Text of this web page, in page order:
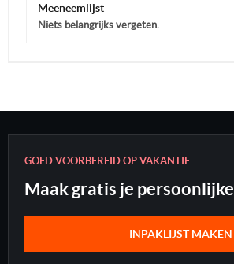
Meeneemlijst
Niets belangrijks vergeten.
GOED VOORBEREID OP VAKANTIE
Maak gratis je
INPAKLIJST MAKEN